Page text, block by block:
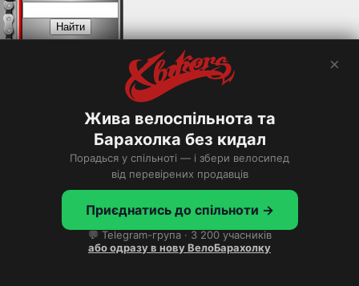
Хотите в ТОП?
×
Жива велоспільнота та
Барахолка без кидал
Порадься у спільноті — і збери велосипед
від перевірених продавців
Приєднатись до спільноти →
💬 Telegram-група · 3 200 учасників
або одразу в нову ВелоБарахолку